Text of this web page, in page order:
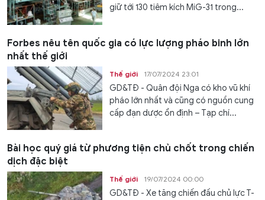
giữ tới 130 tiêm kích MiG-31 trong...
Forbes nêu tên quốc gia có lực lượng pháo binh lớn
nhất thế giới
Thế giới 17/07/2024 23:01
GD&TĐ - Quân đội Nga có kho vũ khí
pháo lớn nhất và cũng có nguồn cung
cấp đạn dược ổn định – Tạp chí...
Bài học quý giá từ phương tiện chủ chốt trong chiến
dịch đặc biệt
Thế giới 19/07/2024 00:00
GD&TĐ - Xe tăng chiến đấu chủ lực T-